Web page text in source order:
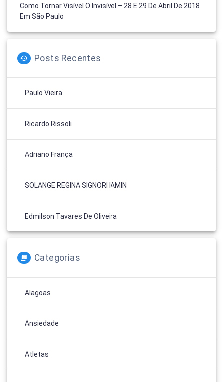
Como Tornar Visível O Invisível – 28 E 29 De Abril De 2018
Em São Paulo
Posts Recentes
Paulo Vieira
Ricardo Rissoli
Adriano França
SOLANGE REGINA SIGNORI IAMIN
Edmilson Tavares De Oliveira
Categorias
Alagoas
Ansiedade
Atletas